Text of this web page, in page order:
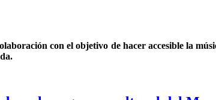
con el objetivo de hacer accesible la